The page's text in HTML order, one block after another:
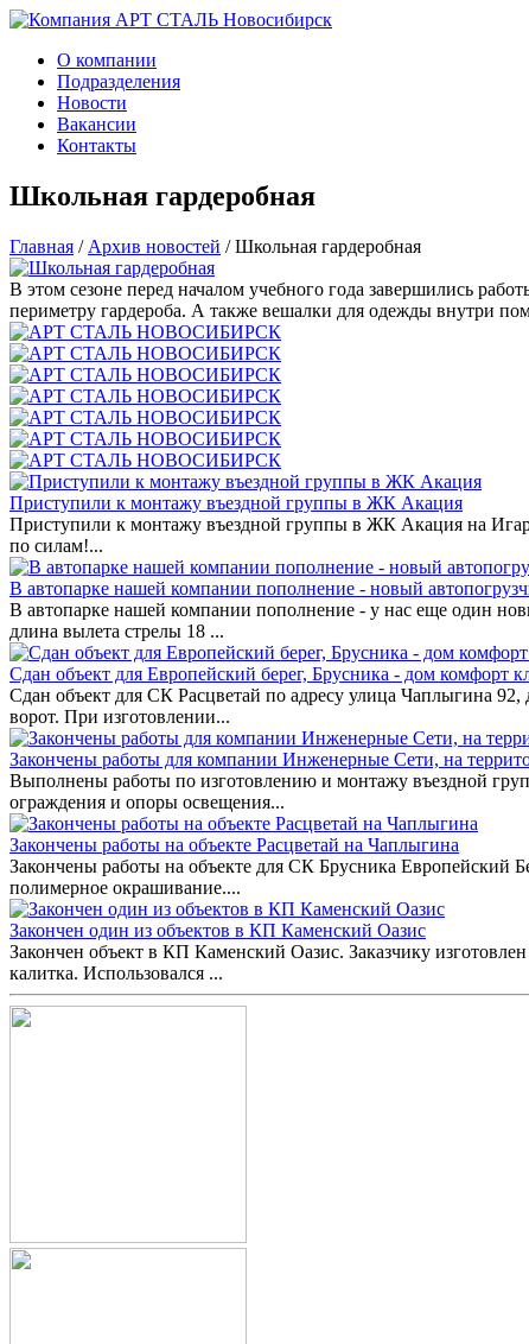
О компании
Подразделения
Новости
Вакансии
Контакты
Школьная гардеробная
Главная / Архив новостей /Школьная гардеробная
В этом сезоне перед началом учебного года завершились
периметру гардероба. А также вешалки для одежды внутри
Приступили к монтажу въездной группы в ЖК Акация
Приступили к монтажу въездной группы в ЖК Акация на
по силам!...
В автопарке нашей компании пополнение - новый
В автопарке нашей компании пополнение - у нас еще один
длина вылета стрелы 18 ...
Сдан объект для Европейский берег, Брусника - дом комфорт
Сдан объект для СК Расцветай по адресу улица Чаплыгина
ворот. При изготовлении...
Закончены работы для компании Инженерные Сети, на
Выполнены работы по изготовлению и монтажу въездной
ограждения и опоры освещения...
Закончены работы на объекте Расцветай на Чаплыгина
Закончены работы на объекте для СК Брусника Европейский
полимерное окрашивание....
Закончен один из объектов в КП Каменский Оазис
Закончен объект в КП Каменский Оазис. Заказчику
калитка. Использовался ...